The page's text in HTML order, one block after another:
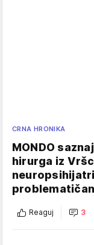
CRNA HRONIKA
MONDO
hirurga iz
problematičan
Reaguj 3